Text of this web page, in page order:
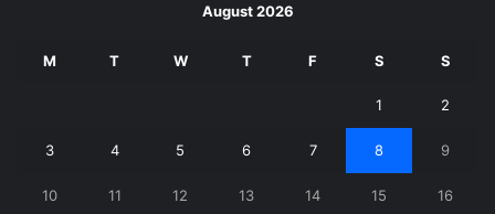
August 2026
M T W T F S S
1 2
3 4 5 6 7 8 9
10 11 12 13 14 15 16